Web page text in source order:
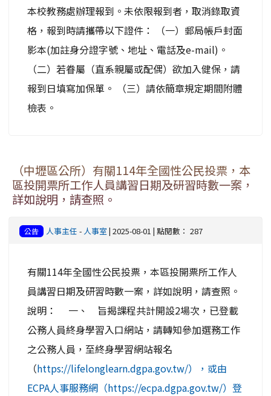
本校教務處辦理報到。未依限報到者，取消錄取資
格，報到時請攜帶以下證件： （一）郵局帳戶封面
影本(加註身分證字號、地址、電話及e-mail)。
（二）若眷屬（直系親屬或配偶）欲加入健保，請
報到日填寫加保單。 （三）請依簡章規定期間附體
檢表。
（中壢區公所）有關114年全國性公民投票，本
區投開票所工作人員講習日期及研習時數一案，
詳如說明，請查照。
公告 人事主任 - 人事室 | 2025-08-01 | 點閱數： 287
有關114年全國性公民投票，本區投開票所工作人
員講習日期及研習時數一案，詳如說明，請查照。
說明： 一、 旨揭課程共計開設2場次，已登載
公務人員終身學習入口網站，請轉知參加選務工作
之公務人員，至終身學習網站報名
（https://lifelonglearn.dgpa.gov.tw/），或由
ECPA人事服務網（https://ecpa.dgpa.gov.tw/）登